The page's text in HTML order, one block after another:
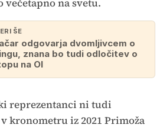
na svetu.
ŠE
odgovarja dvomljivcem o
znana bo tudi odločitev o
na OI
reprezentanci ni tudi
kronometru iz 2021 Primoža